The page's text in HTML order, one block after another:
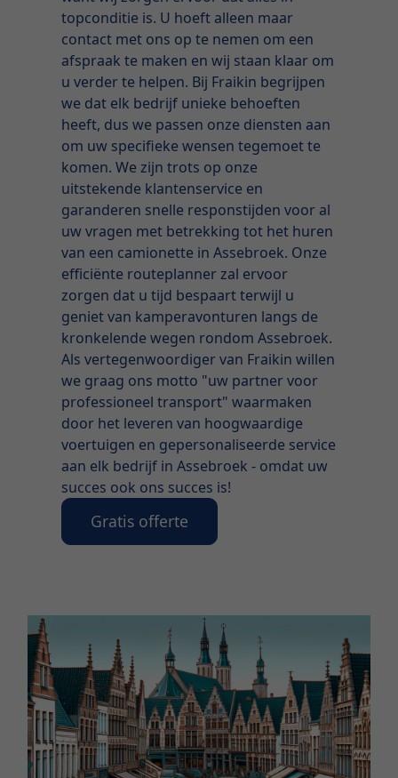
topconditie is. U hoeft alleen maar
contact met ons op te nemen om een
afspraak te maken en wij staan klaar om
u verder te helpen. Bij Fraikin begrijpen
we dat elk bedrijf unieke behoeften
heeft, dus we passen onze diensten aan
om uw specifieke wensen tegemoet te
komen. We zijn trots op onze
uitstekende klantenservice en
garanderen snelle responstijden voor al
uw vragen met betrekking tot het huren
van een camionette in Assebroek. Onze
efficiënte routeplanner zal ervoor
zorgen dat u tijd bespaart terwijl u
geniet van kamperavonturen langs de
kronkelende wegen rondom Assebroek.
Als vertegenwoordiger van Fraikin willen
we graag ons motto "uw partner voor
professioneel transport" waarmaken
door het leveren van hoogwaardige
voertuigen en gepersonaliseerde service
aan elk bedrijf in Assebroek - omdat uw
succes ook ons succes is!
Gratis offerte